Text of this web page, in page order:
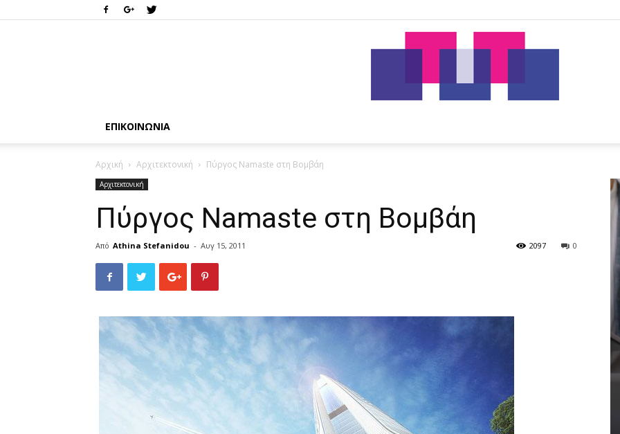
ΕΠΙΚΟΙΝΩΝΊΑ
Αρχική Αρχιτεκτονική Πύργος Namaste στη Βομβάη
Αρχιτεκτονική
Πύργος Namaste στη Βομβάη
Από Athina Stefanidou - Αυγ 15, 2011 0
2097